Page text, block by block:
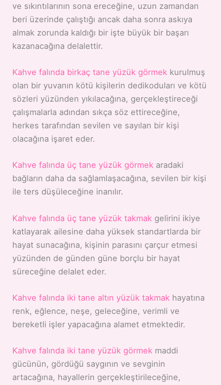
ve sıkıntılarının sona ereceğine, uzun zamandan
beri üzerinde çalıştığı ancak daha sonra askıya
almak zorunda kaldığı bir işte büyük bir başarı
kazanacağına delalettir.
Kahve falında birkaç tane yüzük görmek kurulmuş
olan bir yuvanın kötü kişilerin dedikoduları ve kötü
sözleri yüzünden yıkılacağına, gerçekleştireceği
çalışmalarla adından sıkça söz ettireceğine,
herkes tarafından sevilen ve sayılan bir kişi
olacağına işaret eder.
Kahve falında üç tane yüzük görmek aradaki
bağların daha da sağlamlaşacağına, sevilen bir kişi
ile ters düşüleceğine inanılır.
Kahve falında üç tane yüzük takmak gelirini ikiye
katlayarak ailesine daha yüksek standartlarda bir
hayat sunacağına, kişinin parasını çarçur etmesi
yüzünden de günden güne borçlu bir hayat
süreceğine delalet eder.
Kahve falında iki tane altın yüzük takmak hayatına
renk, eğlence, neşe, geleceğine, verimli ve
bereketli işler yapacağına alamet etmektedir.
Kahve falında iki tane yüzük görmek maddi
gücünün, gördüğü saygının ve sevginin
artacağına, hayallerin gerçekleştirileceğine,